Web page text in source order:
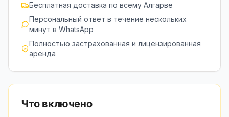
Бесплатная доставка по всему Алгарве
Персональный ответ в течение нескольких
минут в WhatsApp
Полностью застрахованная и лицензированная
аренда
Что включено